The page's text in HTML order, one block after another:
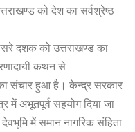
को देश का सर्वश्रेष्ठ
दशक को उत्तराखण्ड का
कथन से
संचार हुआ है। केन्द्र सरकार
में अभूतपूर्व सहयोग दिया जा
में समान नागरिक संहिता